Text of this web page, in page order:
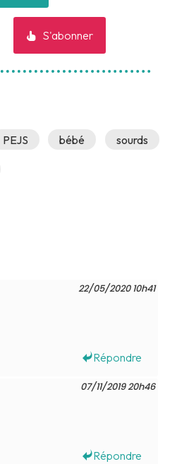
S'abonner
PEJS bébé sourds
22/05/2020 10h41
Répondre
07/11/2019 20h46
Répondre